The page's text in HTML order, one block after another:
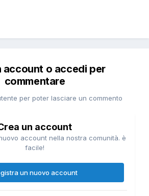
account o accedi per
commentare
per poter lasciare un commento
un account
account nella nostra comunità. è
facile!
un nuovo account